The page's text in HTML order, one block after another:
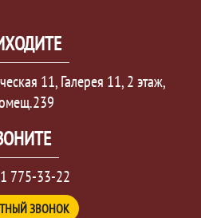
11, Галерея 11, 2 этаж,
775-33-22
ЗВОНОК